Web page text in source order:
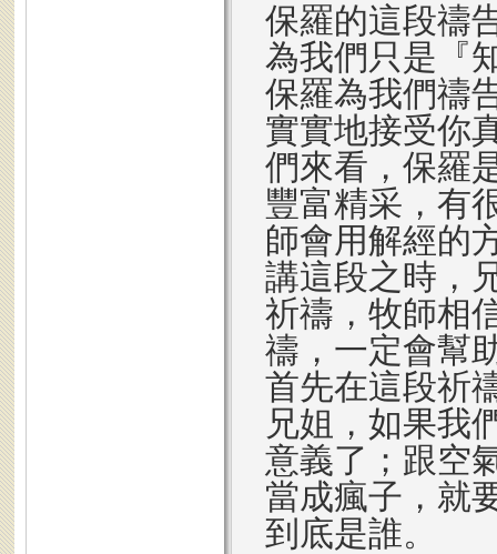
保羅的這段禱
為我們只是『
保羅為我們禱
實實地接受你
們來看，保羅
豐富精采，有
師會用解經的
講這段之時，
祈禱，牧師相
禱，一定會幫
首先在這段祈
兄姐，如果我
意義了；跟空
當成瘋子，就
到底是誰。